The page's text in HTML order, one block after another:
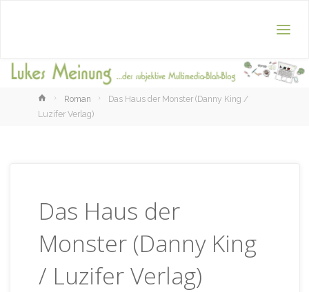
HomeRoman
Das Haus der Monster (Danny King /
Luzifer Verlag)
Das Haus der
Monster (Danny King
/ Luzifer Verlag)